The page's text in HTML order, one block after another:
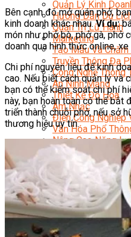
Quản Lý Kinh
Hướng Dẫn Du
Quản Trị Lữ Hành
Marketing
Tạo Mẫu Và
Truyền Thông Đa
Công Nghệ Thông
An Ninh Mạng
Thiết Kế Đồ Họa
Âm Nhạc
Điện Công Nghiệp
Văn Hóa Phổ
Nâng Cao Năng
Tin Tức
HỌC BỔNG 2026
Học kỹ năng
Đào Tạo Nghề
Hoạt Động
Văn Hóa Ẩm Thực
Sự Kiện Hướng
Siêu Thị ĐVP
Bên cạnh đó mở quán phở,
kinh doanh khác nhau.Ví dụ:
món như phở bò, phở gà, phở
doanh qua hình thức online,
Chi phí nguyên liệu để kinh
cao. Nếu biết cách quản lý và
bạn có thể kiểm soát chi phí
này, bạn hoàn toàn có thể bắt
triển thành chuỗi phở, nếu sở
thương hiệu uy tín.